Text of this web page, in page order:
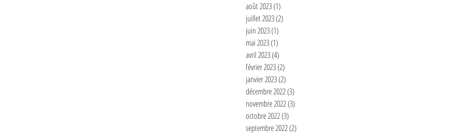
août 2023(1)
juillet 2023(2)
juin 2023(1)
mai 2023(1)
avril 2023(4)
février 2023(2)
janvier 2023(2)
décembre 2022(3)
novembre 2022(3)
octobre 2022(3)
septembre 2022(2)